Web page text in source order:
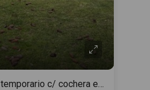
Casa en alquiler temporario c/ cochera en Playa Mansa